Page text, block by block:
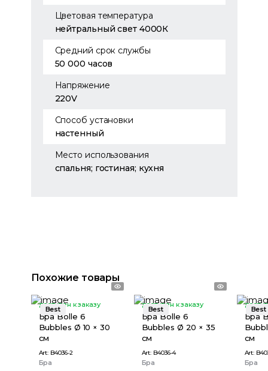
Цветовая температура
нейтральный свет 4000К
Средний срок службы
50 000 часов
Напряжение
220V
Способ установки
настенный
Место использования
спальня; гостиная; кухня
Похожие товары
Best
доступен к заказу
Бра Bolle 6
Bubbles Ø 10 × 30
см
Art: B4036-2
Бра
Best
доступен к заказу
Бра Bolle 6
Bubbles Ø 20 × 35
см
Art: B4036-4
Бра
Best
Бра
см
Art:
Бра